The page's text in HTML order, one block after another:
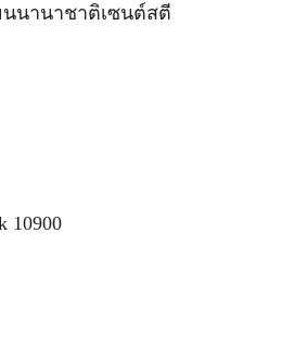
นนานาชาติเซนต์สตี
10900